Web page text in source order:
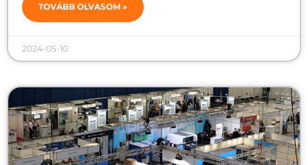
TOVÁBB OLVASOM »
2024-05-10